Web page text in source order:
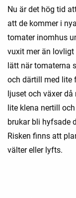
Nu är det hög tid
att de kommer i
tomater inomhus
vuxit mer än
lätt när tomaterna
och därtill med lite
ljuset och växer
lite klena nertill
brukar bli hyfsade
Risken finns att
välter eller lyfts.